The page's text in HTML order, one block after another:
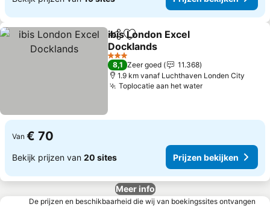
DelenToevoegen aan favorieten
ibis London Excel
Docklands
Prijzen bekijken
3 Sterren
8,1 Zeer goed
11.368
1.9 km vanaf Luchthaven Londen City
Toplocatie aan het waterPrijzen
Van € 70
Bekijk prijzen van 20 sites Prijzen bekijken
Meer info
De prijzen en beschikbaarheid die wij van boekingssites ontvangen